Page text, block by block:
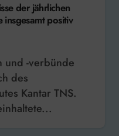
der jährlichen
insgesamt positiv
des
Kantar TNS.